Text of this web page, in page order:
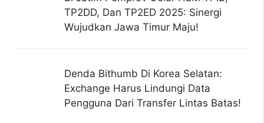
TP2DD, Dan TP2ED 2025: Sinergi
Wujudkan Jawa Timur Maju!
Denda Bithumb Di Korea Selatan:
Exchange Harus Lindungi Data
Pengguna Dari Transfer Lintas Batas!